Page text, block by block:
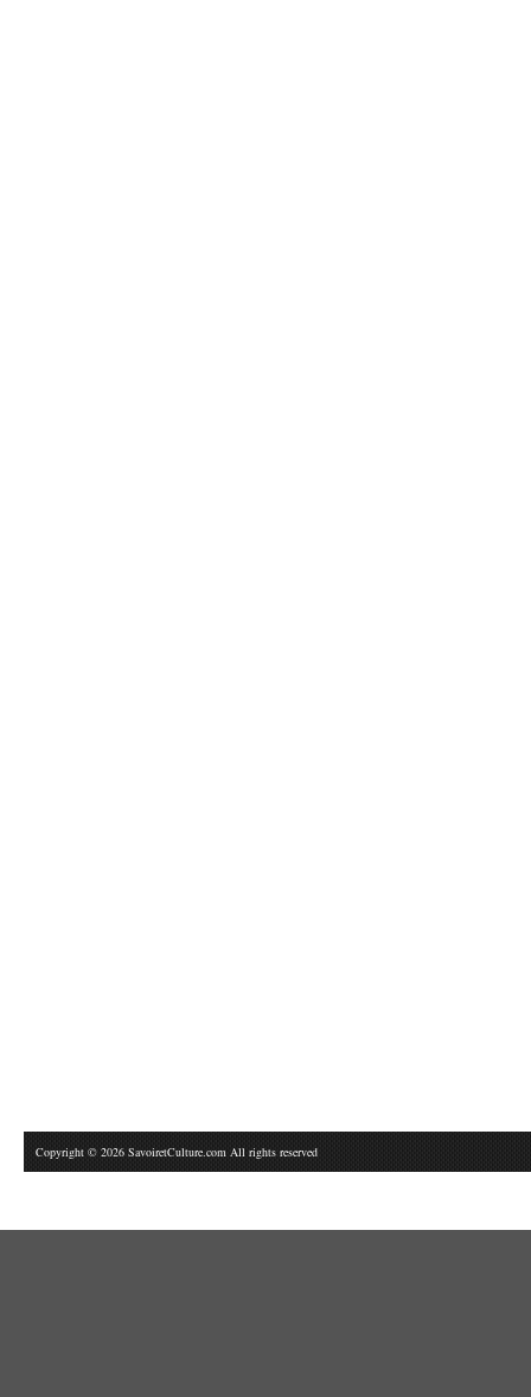
Copyright © 2026 SavoiretCulture.com All rights reserved